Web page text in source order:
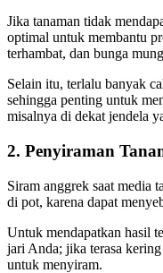
Jika tanaman tidak
optimal untuk membantu
terhambat, dan bunga
Selain itu, terlalu banyak
sehingga penting untuk
misalnya di dekat jendela
2. Penyiraman
Siram anggrek saat media
di pot, karena dapat
Untuk mendapatkan hasil
jari Anda; jika terasa
untuk menyiram.